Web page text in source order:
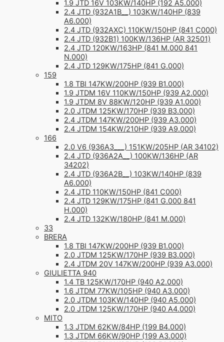
1.9 JTD 16V 103KW/140HP (192 A5.000)
2.4 JTD (932A1B__) 103KW/140HP (839
A6.000)
2.4 JTD (932AXC) 110KW/150HP (841 C000)
2.4 JTD (932B1) 100KW/136HP (AR 32501)
2.4 JTD 120KW/163HP (841 M.000 841
N.000)
2.4 JTD 129KW/175HP (841 G.000)
159
1.8 TBI 147KW/200HP (939 B1.000)
1.9 JTDM 16V 110KW/150HP (939 A2.000)
1.9 JTDM 8V 88KW/120HP (939 A1.000)
2.0 JTDM 125KW/170HP (939 B3.000)
2.4 JTDM 147KW/200HP (939 A3.000)
2.4 JTDM 154KW/210HP (939 A9.000)
166
2.0 V6 (936A3___) 151KW/205HP (AR 34102)
2.4 JTD (936A2A__) 100KW/136HP (AR
34202)
2.4 JTD (936A2B__) 103KW/140HP (839
A6.000)
2.4 JTD 110KW/150HP (841 C000)
2.4 JTD 129KW/175HP (841 G.000 841
H.000)
2.4 JTD 132KW/180HP (841 M.000)
33
BRERA
1.8 TBI 147KW/200HP (939 B1.000)
2.0 JTDM 125KW/170HP (939 B3.000)
2.4 JTDM 20V 147KW/200HP (939 A3.000)
GIULIETTA 940
1.4 TB 125KW/170HP (940 A2.000)
1.6 JTDM 77KW/105HP (940 A3.000)
2.0 JTDM 103KW/140HP (940 A5.000)
2.0 JTDM 125KW/170HP (940 A4.000)
MITO
1.3 JTDM 62KW/84HP (199 B4.000)
1.3 JTDM 66KW/90HP (199 A3.000)